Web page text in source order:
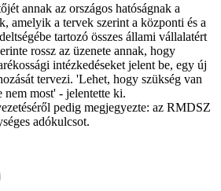
annak az országos hatóságnak a
amelyik a tervek szerint a központi és a
tartozó összes állami vállalatért
rossz az üzenete annak, hogy
intézkedéseket jelent be, egy új
tervezi. 'Lehet, hogy szükség van
most' - jelentette ki.
pedig megjegyezte: az RMDSZ
adókulcsot.